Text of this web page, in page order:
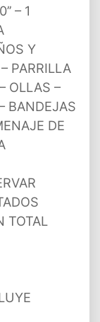
– 1
Y
PARRILLA
OLLAS –
BANDEJAS
DE
TOTAL